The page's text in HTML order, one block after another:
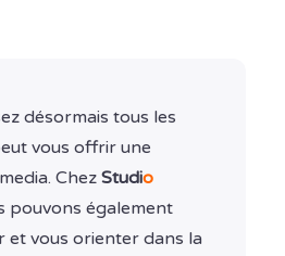
désormais tous les
vous offrir une
Chez Studio
pouvons également
et vous orienter dans la